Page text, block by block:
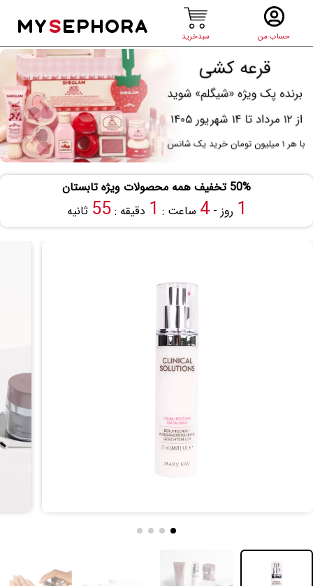
حساب من سبدخرید
MYSEPHORA
50% تخفیف همه محصولات ویژه تابستان
1 روز -4 ساعت : 1 دقیقه :54 ثانیه